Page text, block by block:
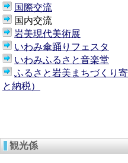
国際交流
国内交流
岩美現代美術展
いわみ傘踊りフェスタ
いわみふるさと音楽堂
ふるさと岩美まちづくり
と納税）
観光係